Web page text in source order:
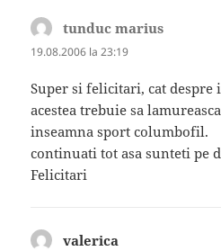
tunduc marius
19.08.2006 la 23:19
Super si felicitari, cat
acestea trebuie sa
inseamna sport columbofil.
continuati tot asa sunteti pe
Felicitari
valerica